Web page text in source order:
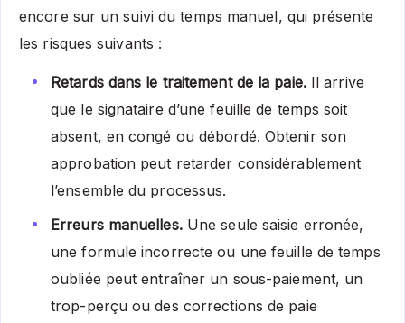
encore sur un suivi du temps manuel, qui présente
les risques suivants :
Retards dans le traitement de la paie.Il arrive
que le signataire d’une feuille de temps soit
absent, en congé ou débordé. Obtenir son
approbation peut retarder considérablement
l’ensemble du processus.
Erreurs manuelles.Une seule saisie erronée,
une formule incorrecte ou une feuille de temps
oubliée peut entraîner un sous-paiement, un
trop-perçu ou des corrections de paie